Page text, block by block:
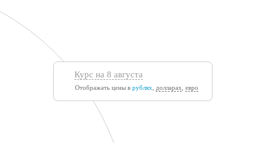
Курс на 8 августа
Отображать цены в рублях долларах евро